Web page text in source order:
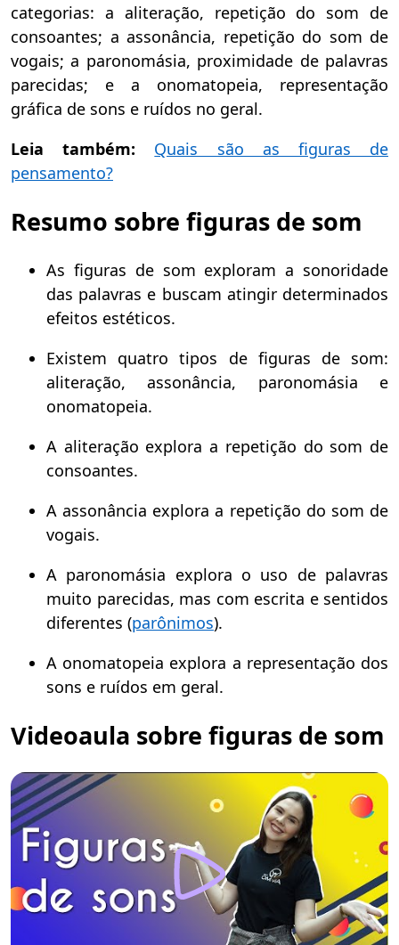
categorias: a aliteração, repetição do som de
consoantes; a assonância, repetição do som de
vogais; a paronomásia, proximidade de palavras
parecidas; e a onomatopeia, representação
gráfica de sons e ruídos no geral.
Leia também: Quais são as figuras de
pensamento?
Resumo sobre figuras de som
As figuras de som exploram a sonoridade
das palavras e buscam atingir determinados
efeitos estéticos.
Existem quatro tipos de figuras de som:
aliteração, assonância, paronomásia e
onomatopeia.
A aliteração explora a repetição do som de
consoantes.
A assonância explora a repetição do som de
vogais.
A paronomásia explora o uso de palavras
muito parecidas, mas com escrita e sentidos
diferentes (parônimos).
A onomatopeia explora a representação dos
sons e ruídos em geral.
Videoaula sobre figuras de som